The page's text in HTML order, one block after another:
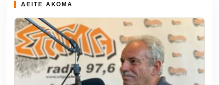
ΔΕΙΤΕ ΑΚΟΜΑ